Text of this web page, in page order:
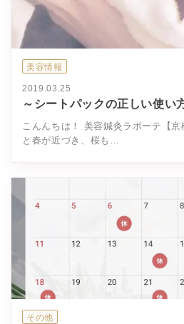
美容情報
2019.03.25
～シートパックの正しい使い
こんんちは！ 美容鍼灸ラボーテ【京
と春が近づき、桜も…
その他